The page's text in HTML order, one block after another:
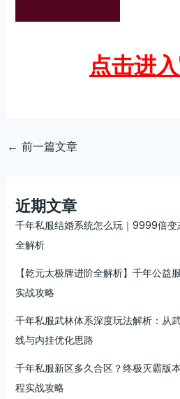
点击进
← 前一篇文章
近期文章
千年私服结婚系统怎么玩｜9999倍变
全解析
【乾元太极牌进阶全解析】千年公益
实战攻略
千年私服武林体系深度玩法解析：从
线与内挂优化思路
千年私服新区多久合区？终极灭霸版
程实战攻略